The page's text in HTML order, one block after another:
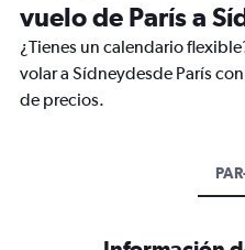
vuelo de París a
¿Tienes un calendario
volar a Sídneydesde París
de precios.